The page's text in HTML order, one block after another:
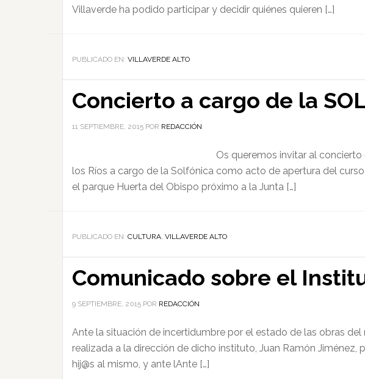
Villaverde ha podido participar y decidir quiénes quieren […]
PUBLICADO EN: VILLAVERDE ALTO
Concierto a cargo de la
11 SEPTIEMBRE, 2015 POR REDACCIÓN
Os queremos invitar al
los Ríos a cargo de la Solfónica como acto de apertura del
el parque Huerta del Obispo próximo a la Junta […]
PUBLICADO EN: CULTURA, VILLAVERDE ALTO
Comunicado sobre el
9 SEPTIEMBRE, 2015 POR REDACCIÓN
Ante la situación de incertidumbre por el estado de las obras
realizada a la dirección de dicho instituto, Juan Ramón
hij@s al mismo, y ante lAnte […]